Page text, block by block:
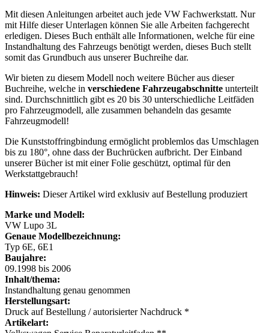
Mit diesen Anleitungen arbeitet auch jede VW Fachwerkstatt. Nur
mit Hilfe dieser Unterlagen können Sie alle Arbeiten fachgerecht
erledigen. Dieses Buch enthält alle Informationen, welche für eine
Instandhaltung des Fahrzeugs benötigt werden, dieses Buch stellt
somit das Grundbuch aus unserer Buchreihe dar.
Wir bieten zu diesem Modell noch weitere Bücher aus dieser
Buchreihe, welche in verschiedene Fahrzeugabschnitte unterteilt
sind. Durchschnittlich gibt es 20 bis 30 unterschiedliche Leitfäden
pro Fahrzeugmodell, alle zusammen behandeln das gesamte
Fahrzeugmodell!
Die Kunststoffringbindung ermöglicht problemlos das Umschlagen
bis zu 180°, ohne dass der Buchrücken aufbricht. Der Einband
unserer Bücher ist mit einer Folie geschützt, optimal für den
Werkstattgebrauch!
Hinweis: Dieser Artikel wird exklusiv auf Bestellung produziert
Marke und Modell:
VW Lupo 3L
Genaue Modellbezeichnung:
Typ 6E, 6E1
Baujahre:
09.1998 bis 2006
Inhalt/thema:
Instandhaltung genau genommen
Herstellungsart:
Druck auf Bestellung / autorisierter Nachdruck *
Artikelart: